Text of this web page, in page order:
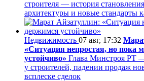
строителя — история
архитектуры и новые стандарты
Недвижимость 07 авг, 17:32
«Ситуация непростая, но пока
устойчиво» Глава Минстроя РТ
у строителей, падении продаж
всплеске сделок